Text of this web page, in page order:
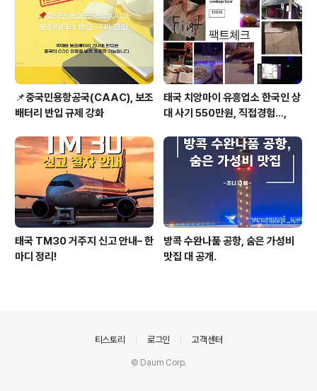
📌중국민용항공국(CAAC), 보조
배터리 반입 규제 강화
태국 치앙마이 유흥업소 한국인 상
대 사기 550만원, 직접경험...,
태국 TM30 거주지 신고 안내– 한
마디 정리!
방콕 수완나품 공항, 숨은 가성비
맛집 대 공개.
티스토리 로그인 고객센터
© Daum Corp.